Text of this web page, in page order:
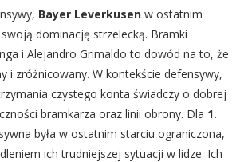
Bayer Leverkusen w ostatnim
dominację strzelecką. Bramki
i Alejandro Grimaldo to dowód na to, że
i zróżnicowany. W kontekście defensywy,
czystego konta świadczy o dobrej
bramkarza oraz linii obrony. Dla 1.
była w ostatnim starciu ograniczona,
ich trudniejszej sytuacji w lidze. Ich